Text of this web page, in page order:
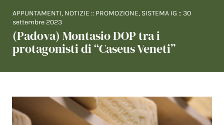
APPUNTAMENTI, NOTIZIE :: PROMOZIONE, SISTEMA IG ::30
settembre 2023
(Padova) Montasio DOP tra i
protagonisti di “Caseus Veneti”